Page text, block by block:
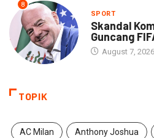
8
SPORT
Skandal
Guncang
August 7, 2026
TOPIK
AC Milan Anthony Joshua